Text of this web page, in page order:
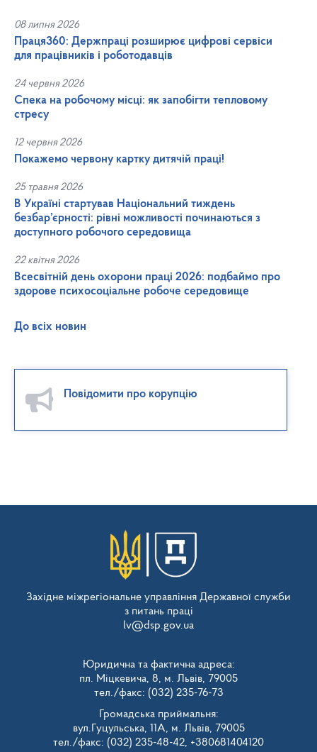
08 липня 2026
Праця360: Держпраці розширює цифрові сервіси
для працівників і роботодавців
24 червня 2026
Спека на робочому місці: як запобігти тепловому
стресу
12 червня 2026
Покажемо червону картку дитячій праці!
25 травня 2026
В Україні стартував Національний тиждень
безбар’єрності: рівні можливості починаються з
доступного робочого середовища
22 квітня 2026
Всесвітній день охорони праці 2026: подбаймо про
здорове психосоціальне робоче середовище
До всіх новин
Повідомити про корупцію
Західне міжрегіональне управління Державної служби
з питань праці
lv@dsp.gov.ua
Юридична та фактична адреса:
пл. Міцкевича, 8, м. Львів, 79005
тел./факс: (032) 235-76-73
Громадська приймальня:
вул.Гуцульська, 11А, м. Львів, 79005
тел./факс: (032) 235-48-42, +380681404120